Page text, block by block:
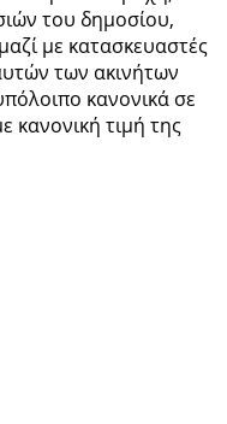
του δημοσίου,
με κατασκευαστές
των ακινήτων
κανονικά σε
κανονική τιμή της